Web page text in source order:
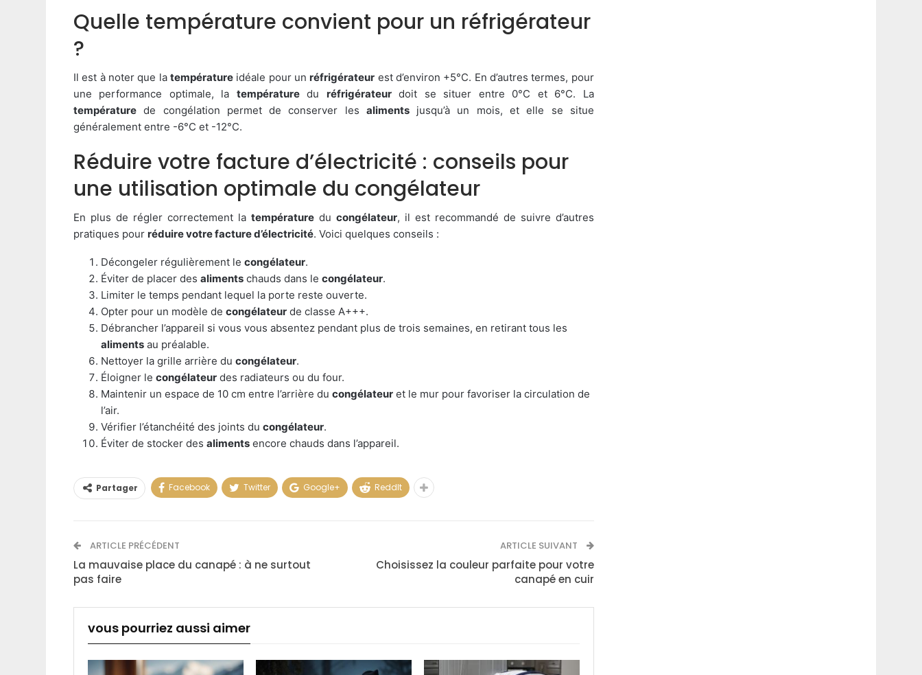
Quelle température convient pour un réfrigérateur
?
Il est à noter que latempérature idéale pour un réfrigérateur est d’environ +5°C. En d’autres termes, pour
une performance optimale, la températuredu réfrigérateurdoit se situer entre 0°C et 6°C. La
température de congélation permet de conserver les alimentsjusqu’à un mois, et elle se situe
généralement entre -6°C et -12°C.
Réduire votre facture d’électricité : conseils pour
une utilisation optimale du congélateur
En plus de régler correctement la températuredu congélateur, il est recommandé de suivre d’autres
pratiques pour réduire votre facture d’électricité. Voici quelques conseils :
Décongeler régulièrement le congélateur.
Éviter de placer des aliments chauds dans le congélateur.
Limiter le temps pendant lequel la porte reste ouverte.
Opter pour un modèle de congélateur de classe A+++.
Débrancher l’appareil si vous vous absentez pendant plus de trois semaines, en retirant tous les
aliments au préalable.
Nettoyer la grille arrière du congélateur.
Éloigner le congélateur des radiateurs ou du four.
Maintenir un espace de 10 cm entre l’arrière du congélateur et le mur pour favoriser la circulation de
l’air.
Vérifier l’étanchéité des joints du congélateur.
Éviter de stocker des aliments encore chauds dans l’appareil.
Partager Facebook Twitter Google+ ReddIt
ARTICLE PRÉCÉDENT
La mauvaise place du canapé : à ne surtout
pas faire
ARTICLE SUIVANT
Choisissez la couleur parfaite pour votre
canapé en cuir
vous pourriez aussi aimer